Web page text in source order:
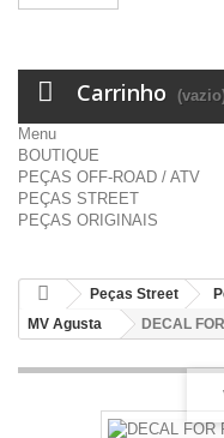
Carrinho
Menu
BOUTIQUE
PEÇAS OFF-ROAD / ATV
PEÇAS STREET
PEÇAS ORIGINAIS
Peças Street
MV Agusta
DECAL